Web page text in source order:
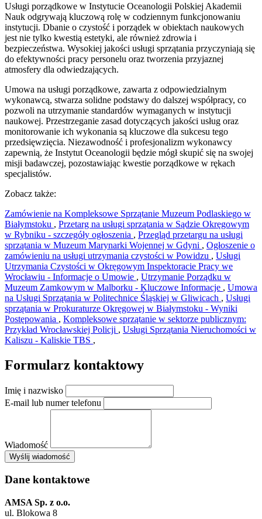
Usługi porządkowe w Instytucie Oceanologii Polskiej Akademii
Nauk odgrywają kluczową rolę w codziennym funkcjonowaniu
instytucji. Dbanie o czystość i porządek w obiektach naukowych
jest nie tylko kwestią estetyki, ale również zdrowia i
bezpieczeństwa. Wysokiej jakości usługi sprzątania przyczyniają się
do efektywności pracy personelu oraz tworzenia przyjaznej
atmosfery dla odwiedzających.
Umowa na usługi porządkowe, zawarta z odpowiedzialnym
wykonawcą, stwarza solidne podstawy do dalszej współpracy, co
pozwoli na utrzymanie standardów wymaganych w instytucji
naukowej. Przestrzeganie zasad dotyczących jakości usług oraz
monitorowanie ich wykonania są kluczowe dla sukcesu tego
przedsięwzięcia. Niezawodność i profesjonalizm wykonawcy
zapewnią, że Instytut Oceanologii będzie mógł skupić się na swojej
misji badawczej, pozostawiając kwestie porządkowe w rękach
specjalistów.
Zobacz także:
Zamówienie na Kompleksowe Sprzątanie Muzeum Podlaskiego w
Białymstoku , Przetarg na usługi sprzątania w Sądzie Okręgowym
w Rybniku - szczegóły ogłoszenia , Przegląd przetargu na usługi
sprzątania w Muzeum Marynarki Wojennej w Gdyni , Ogłoszenie o
zamówieniu na usługi utrzymania czystości w Powidzu , Usługi
Utrzymania Czystości w Okręgowym Inspektoracie Pracy we
Wrocławiu - Informacje o Umowie , Utrzymanie Porządku w
Muzeum Zamkowym w Malborku - Kluczowe Informacje , Umowa
na Usługi Sprzątania w Politechnice Śląskiej w Gliwicach , Usługi
sprzątania w Prokuraturze Okręgowej w Białymstoku - Wyniki
Postępowania , Kompleksowe sprzątanie w sektorze publicznym:
Przykład Wrocławskiej Policji , Usługi Sprzątania Nieruchomości w
Kaliszu - Kaliskie TBS ,
Formularz kontaktowy
Imię i nazwisko
E-mail lub numer telefonu
Wiadomość
Wyślij wiadomośćAMSA Sp. z o.o. - ul. Blokowa 8, Warszawa
+
−
Dane kontaktowe
AMSA Sp. z o.o.
ul. Blokowa 8